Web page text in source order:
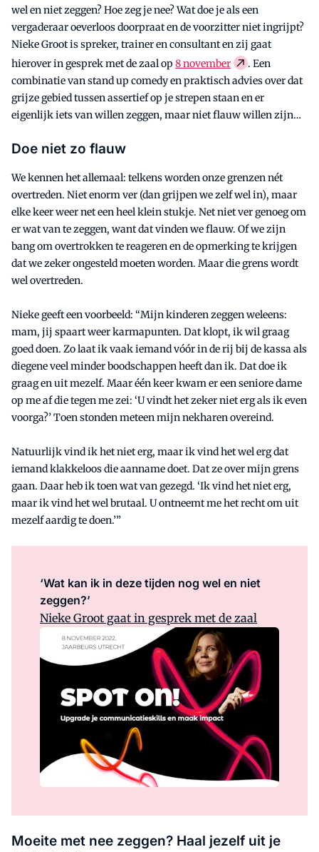
wel en niet zeggen? Hoe zeg je nee? Wat doe je als een
vergaderaar oeverloos doorpraat en de voorzitter niet ingrijpt?
Nieke Groot is spreker, trainer en consultant en zij gaat
hierover in gesprek met de zaal op 8 november
. Een
combinatie van stand up comedy en praktisch advies over dat
grijze gebied tussen assertief op je strepen staan en er
eigenlijk iets van willen zeggen, maar niet flauw willen zijn…
Doe niet zo flauw
We kennen het allemaal: telkens worden onze grenzen nét
overtreden. Niet enorm ver (dan grijpen we zelf wel in), maar
elke keer weer net een heel klein stukje. Net niet ver genoeg om
er wat van te zeggen, want dat vinden we flauw. Of we zijn
bang om overtrokken te reageren en de opmerking te krijgen
dat we zeker ongesteld moeten worden. Maar die grens wordt
wel overtreden.
Nieke geeft een voorbeeld: “Mijn kinderen zeggen weleens:
mam, jij spaart weer karmapunten. Dat klopt, ik wil graag
goed doen. Zo laat ik vaak iemand vóór in de rij bij de kassa als
diegene veel minder boodschappen heeft dan ik. Dat doe ik
graag en uit mezelf. Maar één keer kwam er een seniore dame
op me af die tegen me zei: ‘U vindt het zeker niet erg als ik even
voorga?’ Toen stonden meteen mijn nekharen overeind.
Natuurlijk vind ik het niet erg, maar ik vind het wel erg dat
iemand klakkeloos die aanname doet. Dat ze over mijn grens
gaan. Daar heb ik toen wat van gezegd. ‘Ik vind het niet erg,
maar ik vind het wel brutaal. U ontneemt me het recht om uit
mezelf aardig te doen.’”
‘Wat kan ik in deze tijden nog wel en niet
zeggen?’
Nieke Groot gaat in gesprek met de zaal
Moeite met nee zeggen? Haal jezelf uit je